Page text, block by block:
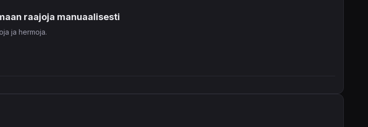
raajoja manuaalisesti
ja hermoja.